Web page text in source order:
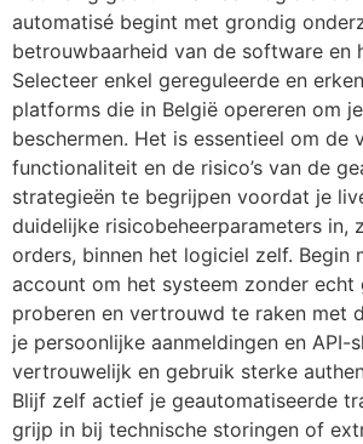
automatisé begint met grondig
betrouwbaarheid van de software en
Selecteer enkel gereguleerde en
platforms die in België opereren om
beschermen. Het is essentieel om de
functionaliteit en de risico’s van de
strategieën te begrijpen voordat je
duidelijke risicobeheerparameters in,
orders, binnen het logiciel zelf. Begin
account om het systeem zonder echt
proberen en vertrouwd te raken met
je persoonlijke aanmeldingen en API-
vertrouwelijk en gebruik sterke
Blijf zelf actief je geautomatiseerde
grijp in bij technische storingen of